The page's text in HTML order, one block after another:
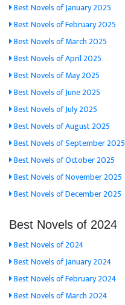
Best Novels of January 2025
Best Novels of February 2025
Best Novels of March 2025
Best Novels of April 2025
Best Novels of May 2025
Best Novels of June 2025
Best Novels of July 2025
Best Novels of August 2025
Best Novels of September 2025
Best Novels of October 2025
Best Novels of November 2025
Best Novels of December 2025
Best Novels of 2024
Best Novels of 2024
Best Novels of January 2024
Best Novels of February 2024
Best Novels of March 2024